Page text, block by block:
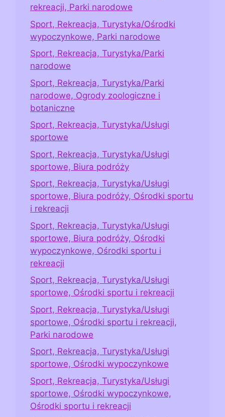
rekreacji, Parki narodowe
Sport, Rekreacja, Turystyka/Ośrodki
wypoczynkowe, Parki narodowe
Sport, Rekreacja, Turystyka/Parki
narodowe
Sport, Rekreacja, Turystyka/Parki
narodowe, Ogrody zoologiczne i
botaniczne
Sport, Rekreacja, Turystyka/Usługi
sportowe
Sport, Rekreacja, Turystyka/Usługi
sportowe, Biura podróży
Sport, Rekreacja, Turystyka/Usługi
sportowe, Biura podróży, Ośrodki sportu
i rekreacji
Sport, Rekreacja, Turystyka/Usługi
sportowe, Biura podróży, Ośrodki
wypoczynkowe, Ośrodki sportu i
rekreacji
Sport, Rekreacja, Turystyka/Usługi
sportowe, Ośrodki sportu i rekreacji
Sport, Rekreacja, Turystyka/Usługi
sportowe, Ośrodki sportu i rekreacji,
Parki narodowe
Sport, Rekreacja, Turystyka/Usługi
sportowe, Ośrodki wypoczynkowe
Sport, Rekreacja, Turystyka/Usługi
sportowe, Ośrodki wypoczynkowe,
Ośrodki sportu i rekreacji